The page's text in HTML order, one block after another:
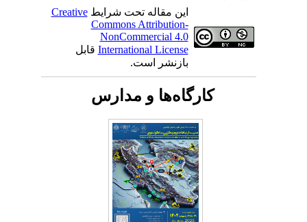
این مقاله تحت شرایطCreative
Commons Attribution-
NonCommercial 4.0
International Licenseقابل
بازنشر است.
کارگاه‌ها و مدارس